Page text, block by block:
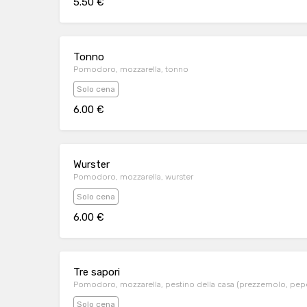
Tonno
Pomodoro, mozzarella, tonno
Solo cena
6.00 €
Wurster
Pomodoro, mozzarella, wurster
Solo cena
6.00 €
Tre sapori
Pomodoro, mozzarella, pestino della casa (prezzemolo,
Solo cena